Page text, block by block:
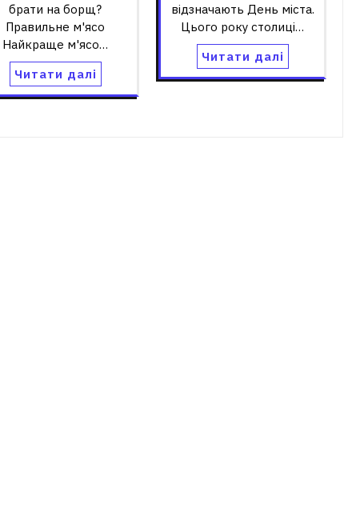
брати на борщ?
Правильне м'ясо
Найкраще м'ясо…
Читати далі
відзначають День міста.
Цього року столиці…
Читати далі